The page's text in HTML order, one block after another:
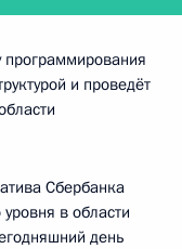
и проведёт
Сбербанка
в области
день